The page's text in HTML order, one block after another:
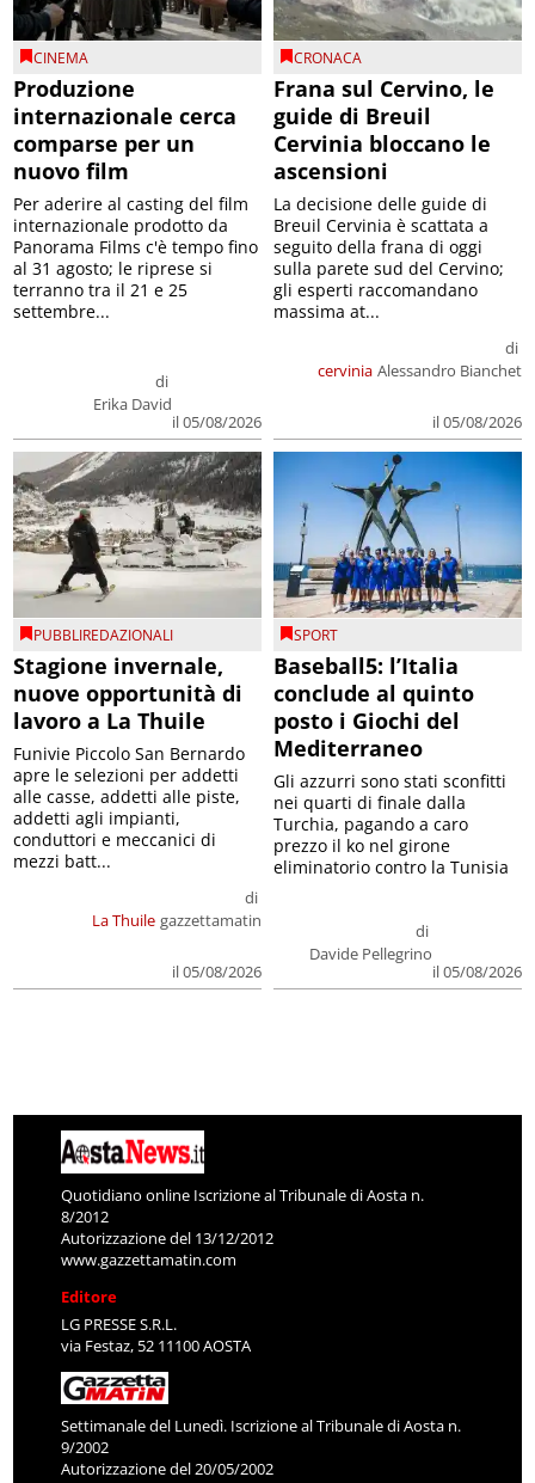
CINEMA
Produzione
internazionale cerca
comparse per un
nuovo film
di
Erika David
il 05/08/2026
Per aderire al casting del film
internazionale prodotto da
Panorama Films c'è tempo fino
al 31 agosto; le riprese si
terranno tra il 21 e 25
settembre...
CRONACA
Frana sul Cervino, le
guide di Breuil
Cervinia bloccano le
ascensioni
cervinia
di
Alessandro Bianchet
il 05/08/2026
La decisione delle guide di
Breuil Cervinia è scattata a
seguito della frana di oggi
sulla parete sud del Cervino;
gli esperti raccomandano
massima at...
PUBBLIREDAZIONALI
Stagione invernale,
nuove opportunità di
lavoro a La Thuile
La Thuile
di
gazzettamatin
il 05/08/2026
Funivie Piccolo San Bernardo
apre le selezioni per addetti
alle casse, addetti alle piste,
addetti agli impianti,
conduttori e meccanici di
mezzi batt...
SPORT
Baseball5: l’Italia
conclude al quinto
posto i Giochi del
Mediterraneo
di
Davide Pellegrino
il 05/08/2026
Gli azzurri sono stati sconfitti
nei quarti di finale dalla
Turchia, pagando a caro
prezzo il ko nel girone
eliminatorio contro la Tunisia
Quotidiano online Iscrizione al Tribunale di Aosta n.
8/2012
Autorizzazione del 13/12/2012
www.gazzettamatin.com
Editore
LG PRESSE S.R.L.
via Festaz, 52 11100 AOSTA
Settimanale del Lunedì. Iscrizione al Tribunale di Aosta n.
9/2002
Autorizzazione del 20/05/2002